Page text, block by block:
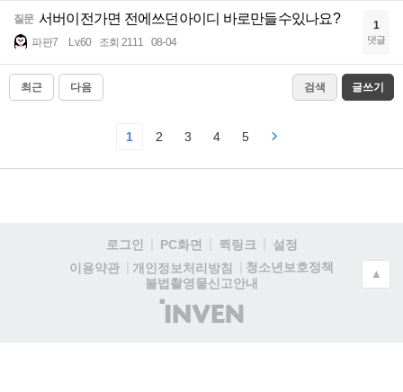
질문 서버이전가면 전에쓰던아이디 바로만들수있나요?
파판7 Lv.60 조회 2111 08-04
1
댓글
최근 다음 검색 글쓰기
1 2 3 4 5
로그인 PC화면 퀵링크
설정
이용약관
개인정보처리방침
청소년보호정책
불법촬영물신고안내
(주)
인
▲